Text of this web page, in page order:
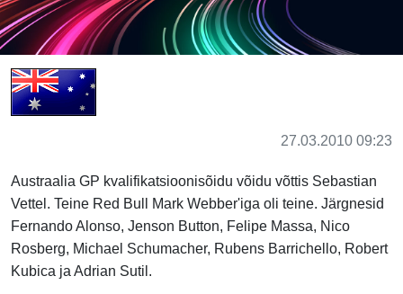
27.03.2010 09:23
Austraalia GP kvalifikatsioonisõidu võidu võttis Sebastian
Vettel. Teine Red Bull Mark Webber'iga oli teine. Järgnesid
Fernando Alonso, Jenson Button, Felipe Massa, Nico
Rosberg, Michael Schumacher, Rubens Barrichello, Robert
Kubica ja Adrian Sutil.